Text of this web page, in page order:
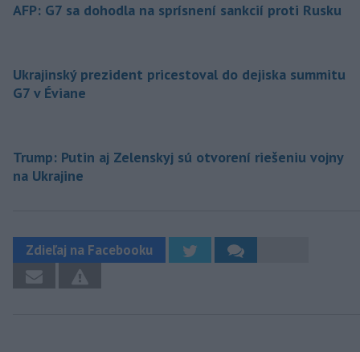
AFP: G7 sa dohodla na sprísnení sankcií proti Rusku
Ukrajinský prezident pricestoval do dejiska summitu
G7 v Éviane
Trump: Putin aj Zelenskyj sú otvorení riešeniu vojny
na Ukrajine
Zdieľaj na Facebooku